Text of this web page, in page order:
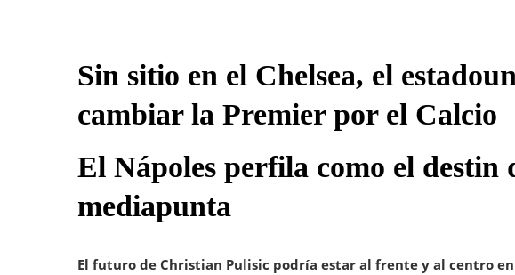
Sin sitio en el Chelsea, el
cambiar la Premier por el Calcio
El Nápoles perfila como el destin
mediapunta
El futuro de Christian Pulisic podría estar al frente y al centro